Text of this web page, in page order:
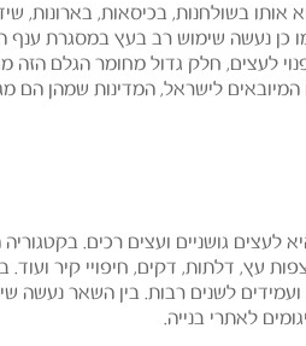
בשולחנות, בכיסאות, בארונות,
כן נעשה שימוש רב בעץ במסגרת ענף
לעצים, חלק גדול מחומר הגלם הזה
לישראל, המדינות שמהן הם
לעצים גושניים ועצים רכים.
עץ, דלתות, דקים, חיפויי קיר ועוד.
ועמידים לשנים רבות. בין השאר נעשה
לאתרי בנייה.